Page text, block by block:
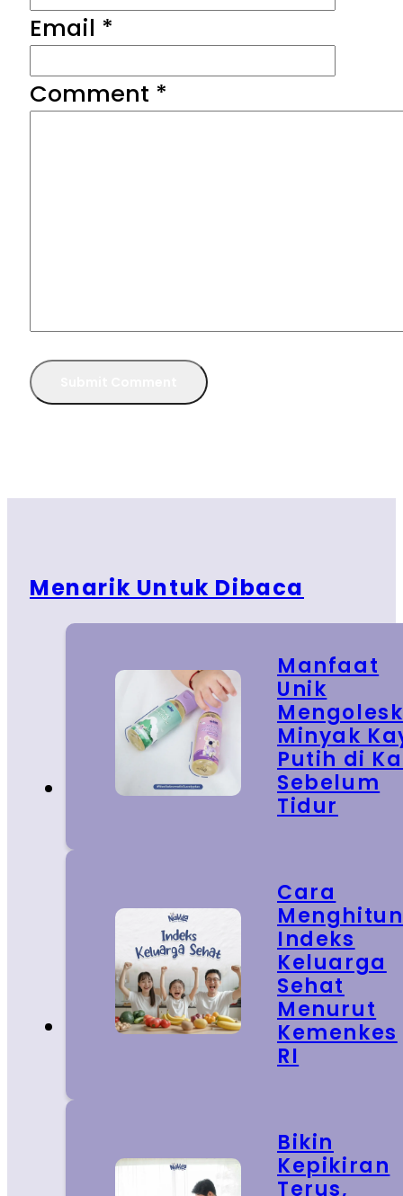
Email *
Comment *
Menarik Untuk Dibaca
Manfaat
Unik
Minyak
Putih di
Sebelum
Tidur
Cara
Indeks
Keluarga
Sehat
Menurut
Kemenkes
RI
Bikin
Kepikiran
Terus,